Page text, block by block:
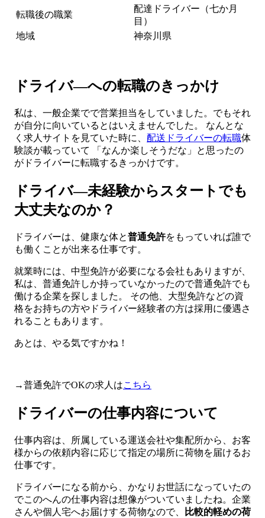
転職後の職業
配達ドライバー（七か月
目）
地域
神奈川県
ドライバ―への転職のきっかけ
私は、一般企業でで営業担当をしていました。でもそれ
が自分に向いているとはいえませんでした。 なんとな
く求人サイトを見ていた時に、 配送ドライバーの転職体
験談が載っていて 「なんか楽しそうだな」と思ったの
がドライバーに転職するきっかけです。
ドライバ―未経験からスタートでも
大丈夫なのか？
ドライバーは、健康な体と普通免許をもっていれば誰で
も働くことが出来る仕事です。
就業時には、中型免許が必要になる会社もありますが、
私は、普通免許しか持っていなかったので普通免許でも
働ける企業を探しました。 その他、大型免許などの資
格をお持ちの方やドライバー経験者の方は採用に優遇さ
れることもあります。
あとは、やる気ですかね！
→普通免許でOKの求人はこちら
ドライバーの仕事内容について
仕事内容は、所属している運送会社や集配所から、お客
様からの依頼内容に応じて指定の場所に荷物を届けるお
仕事です。
ドライバーになる前から、かなりお世話になっていたの
でこのへんの仕事内容は想像がついていましたね。企業
さんや個人宅へお届けする荷物なので、
比較的軽めの荷